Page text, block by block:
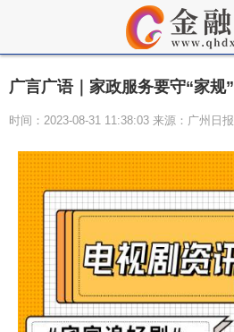
广言广语｜家政服务要守“家规”
时间：2023-08-31 11:38:03 来源：广州日报